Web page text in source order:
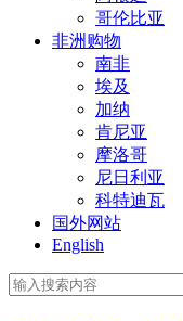
哥伦比亚
非洲购物
南非
埃及
加纳
肯尼亚
摩洛哥
尼日利亚
科特迪瓦
国外网站
English